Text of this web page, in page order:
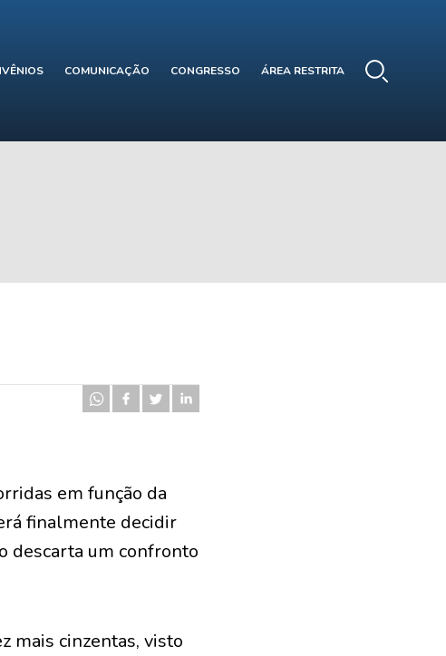
COMUNICAÇÃO CONGRESSO ÁREA RESTRITA
em função da
finalmente decidir
descarta um confronto
mais cinzentas, visto